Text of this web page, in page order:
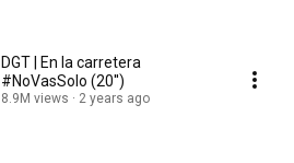
DGT | En la carretera
#NoVasSolo (20'')
8.9M views 2 years ago